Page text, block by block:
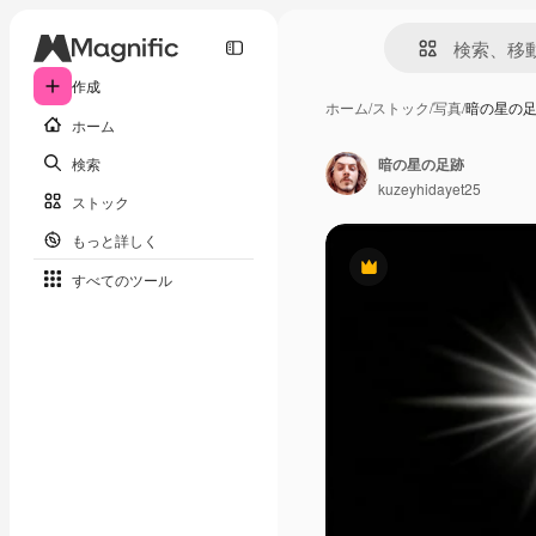
作成
ホーム
検索
ストック
もっと詳しく
すべてのツール
ホーム/ストック/写真/暗の星の
Premium
暗の星の足跡
kuzeyhidayet25